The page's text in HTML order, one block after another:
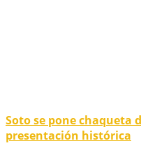
Soto se pone chaqueta
presentación histórica